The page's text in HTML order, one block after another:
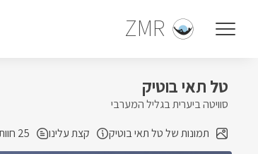
ZMR
טל תאי בוטיק
סוויטה ביערית בגליל המערבי
תמונות של טל תאי בוטיק
קצת עלינו 25 חוות דעת